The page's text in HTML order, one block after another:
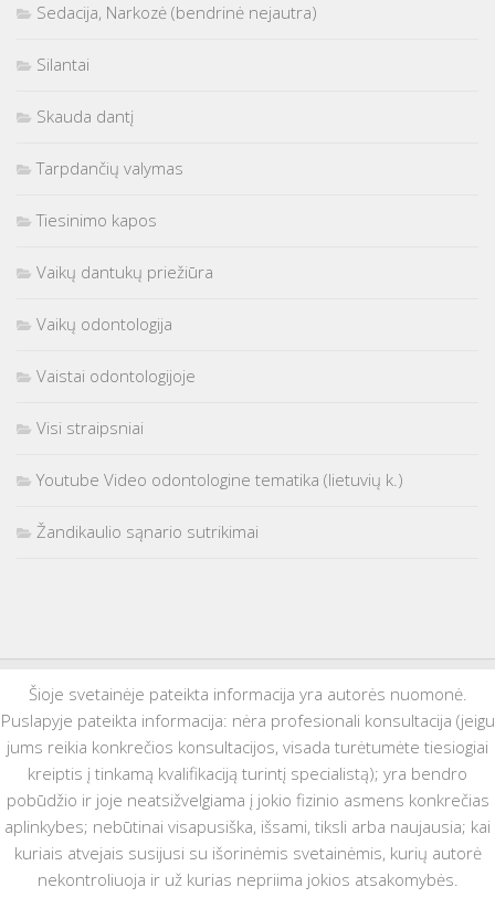
Sedacija, Narkozė (bendrinė nejautra)
Silantai
Skauda dantį
Tarpdančių valymas
Tiesinimo kapos
Vaikų dantukų priežiūra
Vaikų odontologija
Vaistai odontologijoje
Visi straipsniai
Youtube Video odontologine tematika (lietuvių k.)
Žandikaulio sąnario sutrikimai
Šioje svetainėje pateikta informacija yra autorės nuomonė.
Puslapyje pateikta informacija: nėra profesionali konsultacija (jeigu
jums reikia konkrečios konsultacijos, visada turėtumėte tiesiogiai
kreiptis į tinkamą kvalifikaciją turintį specialistą); yra bendro
pobūdžio ir joje neatsižvelgiama į jokio fizinio asmens konkrečias
aplinkybes; nebūtinai visapusiška, išsami, tiksli arba naujausia; kai
kuriais atvejais susijusi su išorinėmis svetainėmis, kurių autorė
nekontroliuoja ir už kurias nepriima jokios atsakomybės.